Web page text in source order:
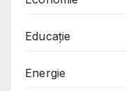
Educație
Energie